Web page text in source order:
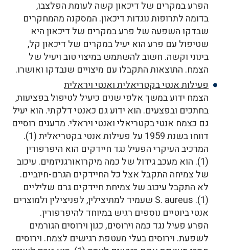
הפרע במקרים של דיכאון קשה לעומת הפלצבו,
בדומה לתרופות נוגדות דיכאון. המסקנה מהמחקרים
שבדקו השפעה של פרע במקרים של דיכאון היא
שטיפול עם פרע הוא יעיל במקרים של דיכאון קל,
בינוני וקשה. חשוב להשתמש במיצוי טוב ויעיל של
הצמח. התוצאות התקבלו עם מיצויים שנבדקו ואושרו.
פעילות אנטי בקטריאלית ואנטי ויראלית
הצמח ידוע במשך אלפי שנים כיעיל לטיפול בפציעות,
בחתכים ובפצעים. הוא ידוע גם כאנטי דלקתי. הוא יעיל
גם כצמח אנטי בקטריאלי ואנטי ויראלי. מדענים רוסיים
דווחו בשנת 1959 על פעילות אנטי בקטריאלית (1).
המרכיב העיקרי הפעיל נגד חיידקים הוא היפרפורין
(1). הוא מעכב גידול של כמה מיקרואורגניזמים. עיכוב
של צמיחה התקבל אצל כל החיידקים הגרם-חיוביים.
לא התקבל עיכוב של צמיחת חיידקים גרם שליליים
(1). S. aureus שעמיד למתיצילין, לפניצילין ולמוצרים
אנטי ביוטיים נוספים רגיש במיוחד להיפרפורין.
הפרע פעיל נגד כמה וירוסים, כגון וירוסים הגורמים
לשפעת. וירוסים בעלי מעטפת רגישים לצמח. וירוסים